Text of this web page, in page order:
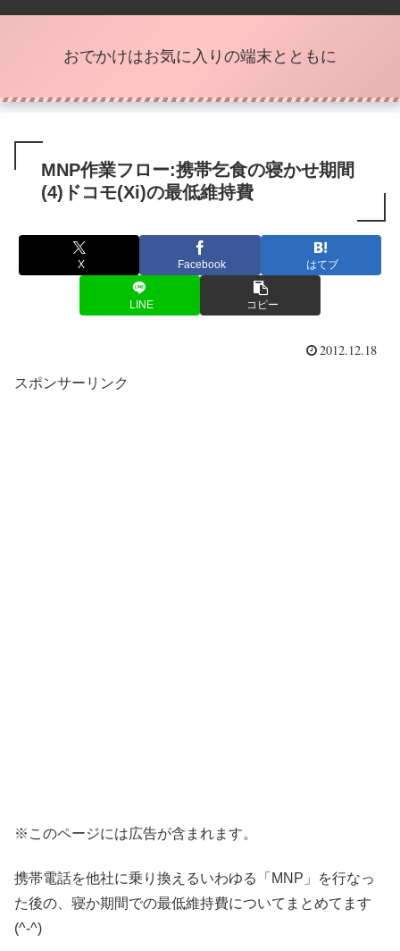
おでかけはお気に入りの端末とともに
MNP作業フロー:携帯乞食の寝かせ期間
(4)ドコモ(Xi)の最低維持費
X Facebook はてブ
LINE コピー
2012.12.18
スポンサーリンク
※このページには広告が含まれます。
携帯電話を他社に乗り換えるいわゆる「MNP」を行なっ
た後の、寝か期間での最低維持費についてまとめてます
(^-^)